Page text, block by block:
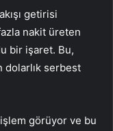
getirisi
nakit üreten
bir işaret. Bu,
serbest
görüyor ve bu